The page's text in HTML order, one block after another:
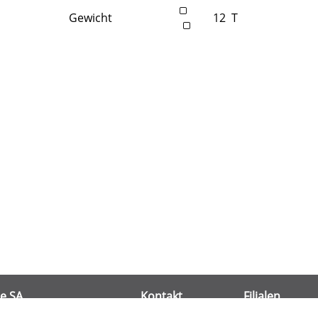
Gewicht
12 T
SA
Kontakt
Filialen